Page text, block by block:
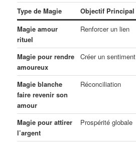
Type de Magie Objectif Principal
Magie amour
rituel
Renforcer un lien
Magie pour rendre
amoureux
Créer un sentiment
Magie blanche
faire revenir son
amour
Réconciliation
Magie pour attirer
l’argent
Prospérité globale